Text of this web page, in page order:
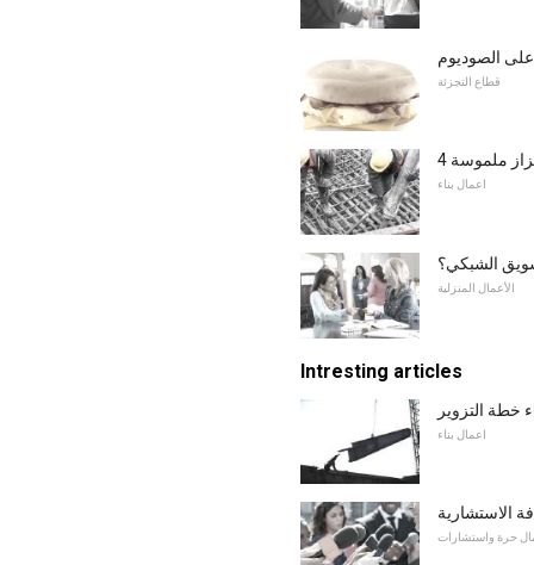
على الصوديوم
قطاع التجزئة
ملموسة
اعمال بناء
الشبكي؟
الأعمال المنزلية
Intresting articles
خطة التزوير
اعمال بناء
الاستشارية
حرة واستشارات